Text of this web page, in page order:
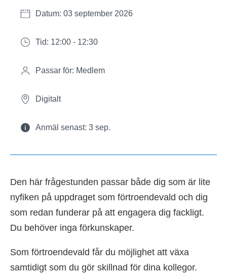
Datum: 03 september 2026
Tid: 12:00 - 12:30
Passar för: Medlem
Digitalt
Anmäl senast: 3 sep.
Den här frågestunden passar både dig som är lite
nyfiken på uppdraget som förtroendevald och dig
som redan funderar på att engagera dig fackligt.
Du behöver inga förkunskaper.
Som förtroendevald får du möjlighet att växa
samtidigt som du gör skillnad för dina kollegor.